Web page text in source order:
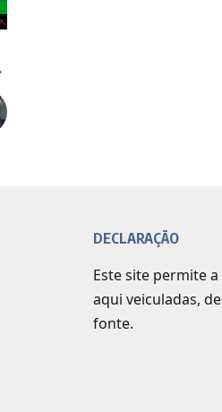
DECLARAÇÃO
Este site permite
aqui veiculadas,
fonte.